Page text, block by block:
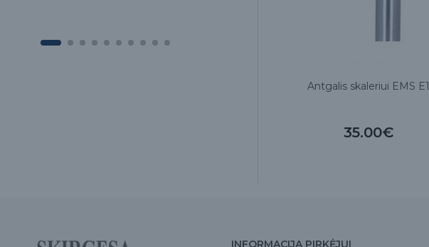
Antgalis skaleriui EMS E1
35.00€
INFORMACIJA PIRKĖJUI